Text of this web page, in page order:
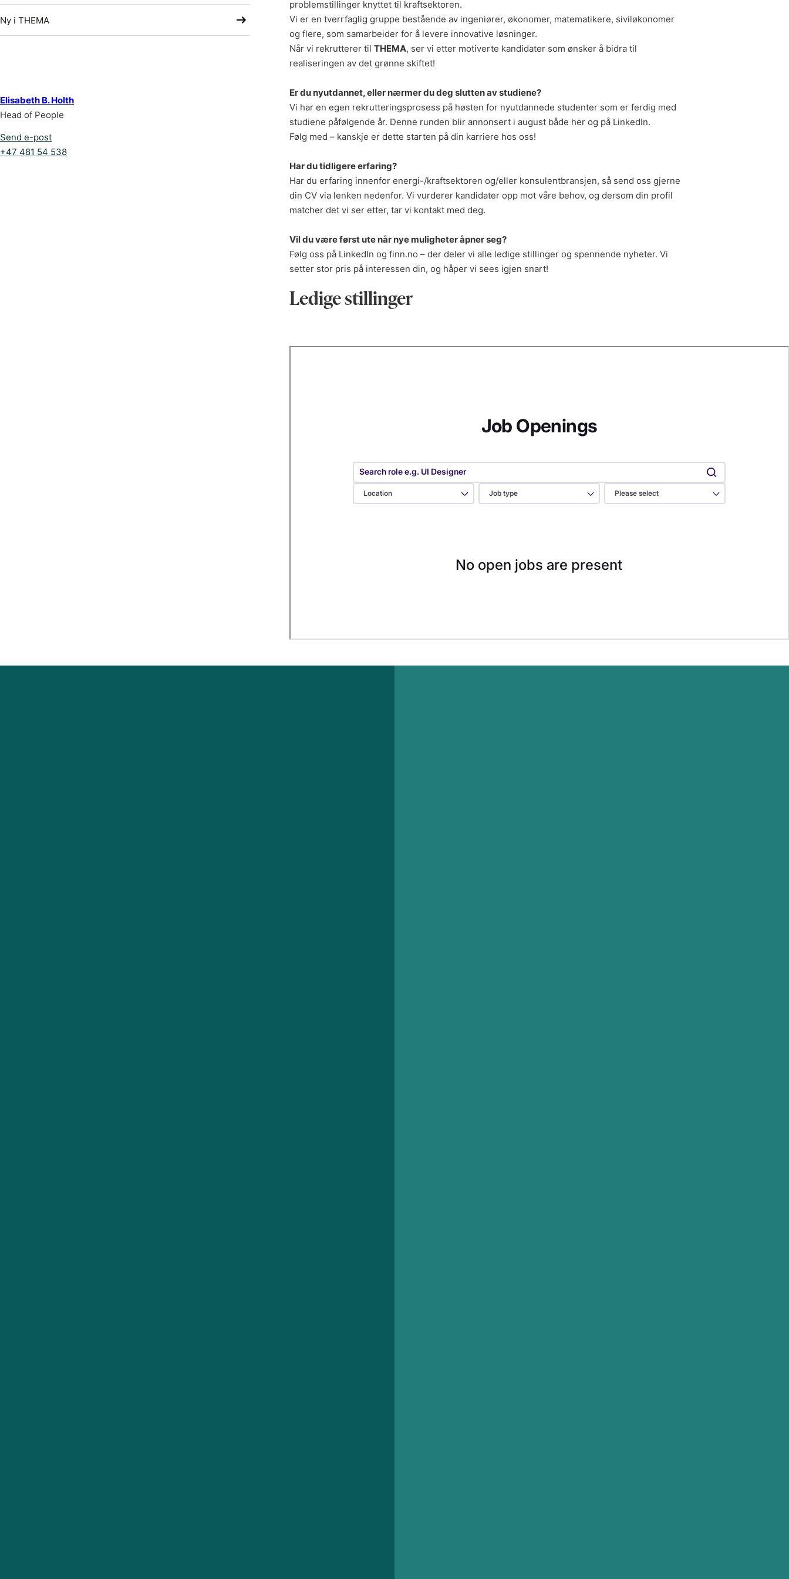
Ny i THEMA
Elisabeth B. Holth
Head of People
Send e-post
+47 481 54 538
problemstillinger knyttet til kraftsektoren.
Vi er en tverrfaglig gruppe bestående av ingeniører, økonomer, matematikere, siviløkonomer
og flere, som samarbeider for å levere innovative løsninger.
Når vi rekrutterer til THEMA, ser vi etter motiverte kandidater som ønsker å bidra til
realiseringen av det grønne skiftet!
Er du nyutdannet, eller nærmer du deg slutten av studiene?
Vi har en egen rekrutteringsprosess på høsten for nyutdannede studenter som er ferdig med
studiene påfølgende år. Denne runden blir annonsert i august både her og på LinkedIn.
Følg med – kanskje er dette starten på din karriere hos oss!
Har du tidligere erfaring?
Har du erfaring innenfor energi-/kraftsektoren og/eller konsulentbransjen, så send oss gjerne
din CV via lenken nedenfor. Vi vurderer kandidater opp mot våre behov, og dersom din profil
matcher det vi ser etter, tar vi kontakt med deg.
Vil du være først ute når nye muligheter åpner seg?
Følg oss på LinkedIn og finn.no – der deler vi alle ledige stillinger og spennende nyheter. Vi
setter stor pris på interessen din, og håper vi sees igjen snart!
Ledige stillinger